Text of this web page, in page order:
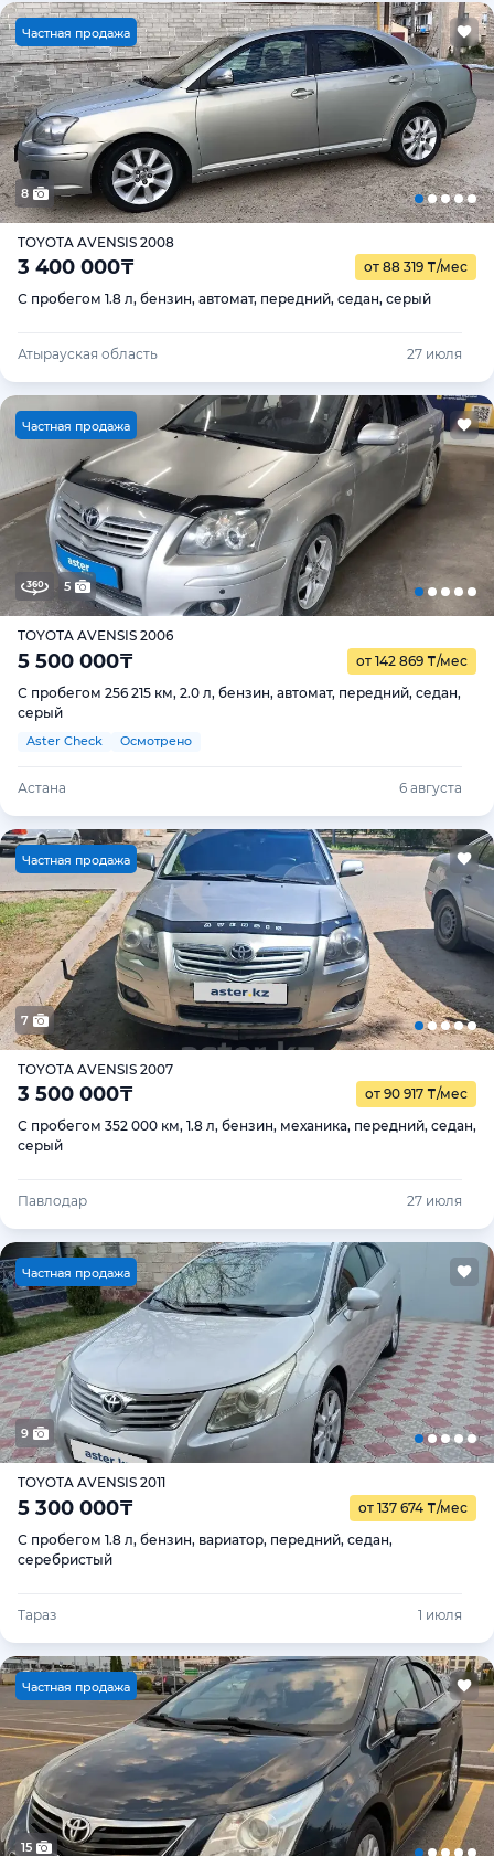
Частная продажа
8
TOYOTA AVENSIS 2008
3 400 000₸ от 88 319 ₸/мес
С пробегом 1.8 л, бензин, автомат, передний, седан, серый
Атырауская область 27 июля
Частная продажа
5
TOYOTA AVENSIS 2006
5 500 000₸ от 142 869 ₸/мес
С пробегом 256 215 км, 2.0 л, бензин, автомат, передний, седан,
серый
Aster Check Осмотрено
Астана 6 августа
Частная продажа
7
TOYOTA AVENSIS 2007
3 500 000₸ от 90 917 ₸/мес
С пробегом 352 000 км, 1.8 л, бензин, механика, передний, седан,
серый
Павлодар 27 июля
Частная продажа
9
TOYOTA AVENSIS 2011
5 300 000₸ от 137 674 ₸/мес
С пробегом 1.8 л, бензин, вариатор, передний, седан,
серебристый
Тараз 1 июля
Частная продажа
15